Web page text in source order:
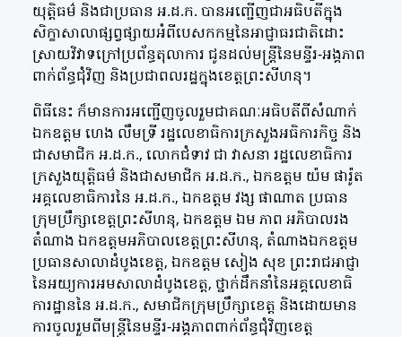
យុត្តិធម៌ និងជាប្រធាន អ.ដ.ក. បានអញ្ជើញជាអធិបតីក្នុង
សិក្ខាសាលាផ្សព្វផ្សាយអំពីបេសកកម្មនៃអាជ្ញាធរជាតិដោះ
ស្រាយវិវាទក្រៅប្រព័ន្ធតុលាការ ជូនដល់មន្ត្រីនៃមន្ទីរ-អង្គភាព
ពាក់ព័ន្ធជុំវិញ និងប្រជាពលរដ្ឋក្នុងខេត្តព្រះសីហនុ។
ពិធីនេះ ក៏មានការអញ្ជើញចូលរួមជាគណៈអធិបតីពីសំណាក់
ឯកឧត្តម ហេង លឹមទ្រី រដ្ឋលេខាធិការក្រសួងអធិការកិច្ច និង
ជាសមាជិក អ.ដ.ក., លោកជំទាវ ជា វាសនា រដ្ឋលេខាធិការ
ក្រសួងយុត្តិធម៌ និងជាសមាជិក អ.ដ.ក., ឯកឧត្តម យ៉ម ផារ៉ូត
អគ្គលេខាធិការនៃ អ.ដ.ក.,​ ឯកឧត្តម វង្ស ផាណាត ប្រធាន
ក្រុមប្រឹក្សាខេត្តព្រះសីហនុ, ឯកឧត្តម ឯម ភាព អភិបាលរង
តំណាង ឯកឧត្តមអភិបាលខេត្តព្រះសីហនុ, តំណាងឯកឧត្តម​
ប្រធានសាលាដំបូងខេត្ត,​ ឯកឧត្តម​ សៀង​ សុខ​ ព្រះរាជអាជ្ញា
នៃអយ្យការអមសាលាដំបូងខេត្ត, ថ្នាក់ដឹកនាំនៃអគ្គលេខាធិ
ការដ្ឋាននៃ អ.ដ.ក., សមាជិកក្រុមប្រឹក្សាខេត្ត និងដោយមាន
ការចូលរួមពីមន្ត្រីនៃមន្ទីរ-អង្គភាពពាក់ព័ន្ធជុំវិញខេត្ត